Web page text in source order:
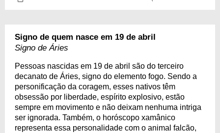
Signo de quem nasce em 19 de abril
Signo de Áries
Pessoas nascidas em 19 de abril são do terceiro
decanato de Áries, signo do elemento fogo. Sendo a
personificação da coragem, esses nativos têm
obsessão por liberdade, espírito explosivo, estão
sempre em movimento e não deixam nenhuma intriga
ser ignorada. Também, o horóscopo xamânico
representa essa personalidade com o animal falcão,